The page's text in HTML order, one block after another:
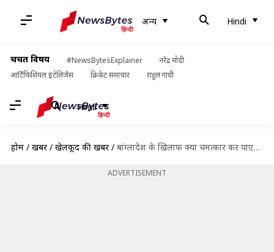
अन्य Hindi
चर्चित विषय #NewsBytesExplainer
नरेंद्र मोदी
आर्टिफिशियल इंटेलिजेंस
क्रिकेट समाचार राहुल गांधी
Hindi
होम / खबरें / खेलकूद की खबरें / बांग्लादेश के खिलाफ क्या चमत्कार कर पाएगी पाकिस्तान? जानें संभावित टीमें और ड्रीम इलेवन
ADVERTISEMENT